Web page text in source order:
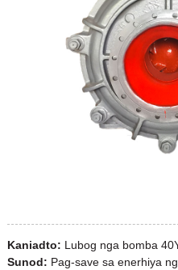
Kaniadto: Lubog nga bomba
Sunod: Pag-save sa enerhiya